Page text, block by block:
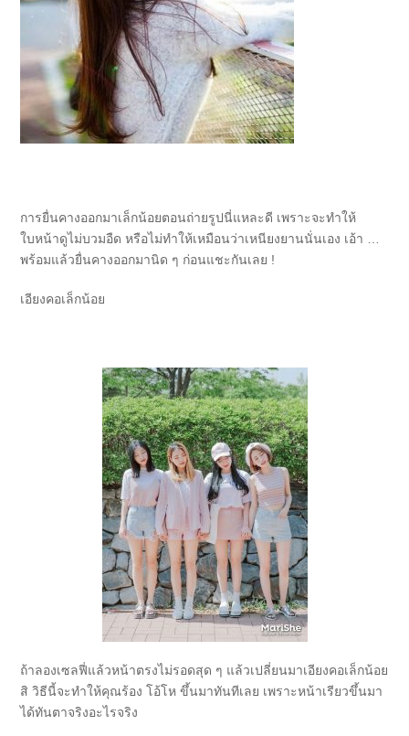
การยื่นคางออกมาเล็กน้อยตอนถ่ายรูปนี่แหละดี เพราะจะทำให้
ใบหน้าดูไม่บวมอืด หรือไม่ทำให้เหมือนว่าเหนียงยานนั่นเอง เอ้า …
พร้อมแล้วยื่นคางออกมานิด ๆ ก่อนแชะกันเลย !
เอียงคอเล็กน้อย
ถ้าลองเซลฟี่แล้วหน้าตรงไม่รอดสุด ๆ แล้วเปลี่ยนมาเอียงคอเล็กน้อย
สิ วิธีนี้จะทำให้คุณร้อง โอ้โห ขึ้นมาทันทีเลย เพราะหน้าเรียวขึ้นมา
ได้ทันตาจริงอะไรจริง